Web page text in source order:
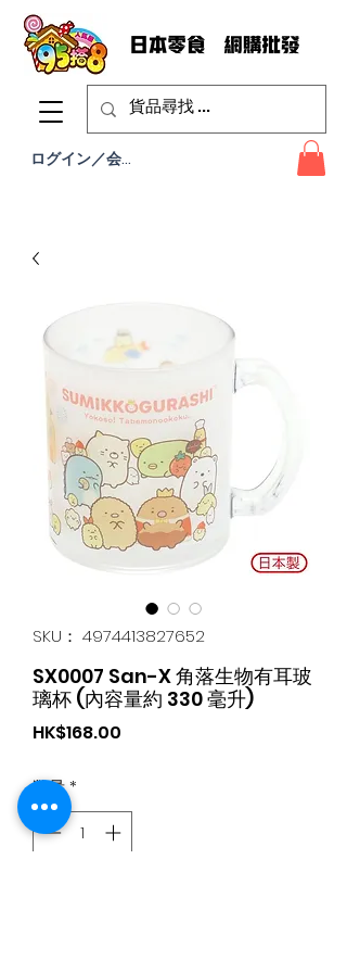
ログイン／会員登録
SKU： 4974413827652
SX0007 San-X 角落生物有耳玻
璃杯 (內容量約 330 毫升)
HK$168.00
数量*